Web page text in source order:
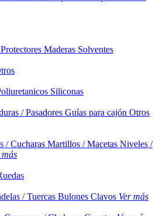
Protectores Maderas Solventes
Siliconas
/ Pasadores Guías para cajón Otros
/ Cucharas Martillos / Macetas Niveles /
más
/ Tuercas Bulones Clavos Ver más